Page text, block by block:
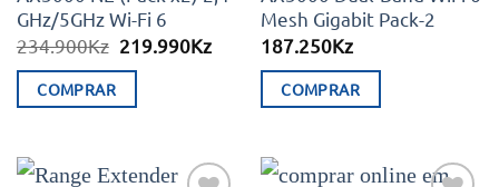
GHz/5GHz Wi-Fi 6
234.900Kz O
era:
219.990KzO
COMPRAR
Mesh Gigabit Pack-2
187.250Kz
COMPRAR